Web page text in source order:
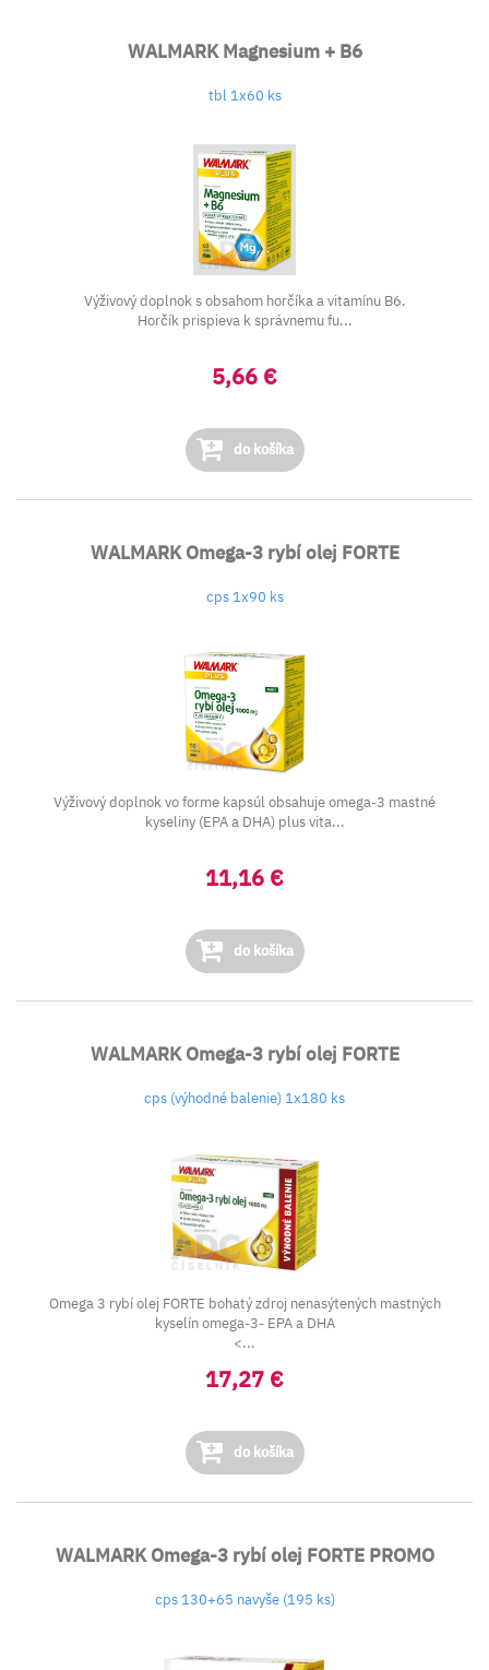
WALMARK Magnesium + B6
tbl 1x60 ks
Výživový doplnok s obsahom horčíka a vitamínu B6.
Horčík prispieva k správnemu fu...
5,66 €
do košíka
WALMARK Omega-3 rybí olej FORTE
cps 1x90 ks
Výživový doplnok vo forme kapsúl obsahuje omega-3 mastné
kyseliny (EPA a DHA) plus vita...
11,16 €
do košíka
WALMARK Omega-3 rybí olej FORTE
cps (výhodné balenie) 1x180 ks
Omega 3 rybí olej FORTE bohatý zdroj nenasýtených mastných
kyselín omega-3- EPA a DHA
<...
17,27 €
do košíka
WALMARK Omega-3 rybí olej FORTE PROMO
cps 130+65 navyše (195 ks)